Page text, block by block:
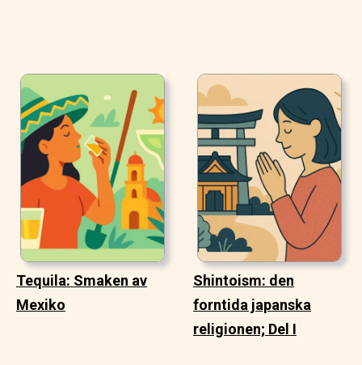
Tequila: Smaken av
Mexiko
Shintoism: den
forntida japanska
religionen; Del I